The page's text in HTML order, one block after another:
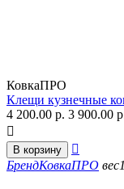
КовкаПРО
Клещи кузнечные
4 200.00 р. 3 900.00

В корзину

БрендКовкаПРО вес1